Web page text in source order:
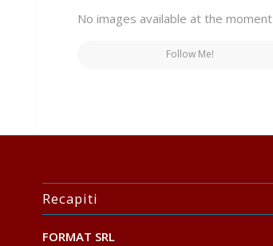
No images available at the moment
Follow Me!
Recapiti
FORMAT SRL